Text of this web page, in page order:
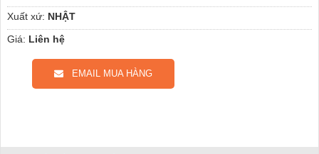
Xuất xứ: NHẬT
Giá: Liên hệ
EMAIL MUA HÀNG